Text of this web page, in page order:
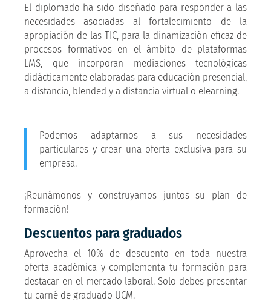
El diplomado ha sido diseñado para responder a las
necesidades asociadas al fortalecimiento de la
apropiación de las TIC, para la dinamización eficaz de
procesos formativos en el ámbito de plataformas
LMS, que incorporan mediaciones tecnológicas
didácticamente elaboradas para educación presencial,
a distancia, blended y a distancia virtual o elearning.
Podemos adaptarnos a sus necesidades
particulares y crear una oferta exclusiva para su
empresa.
¡Reunámonos y construyamos juntos su plan de
formación!
Descuentos para graduados
Aprovecha el 10% de descuento en toda nuestra
oferta académica y complementa tu formación para
destacar en el mercado laboral. Solo debes presentar
tu carné de graduado UCM.